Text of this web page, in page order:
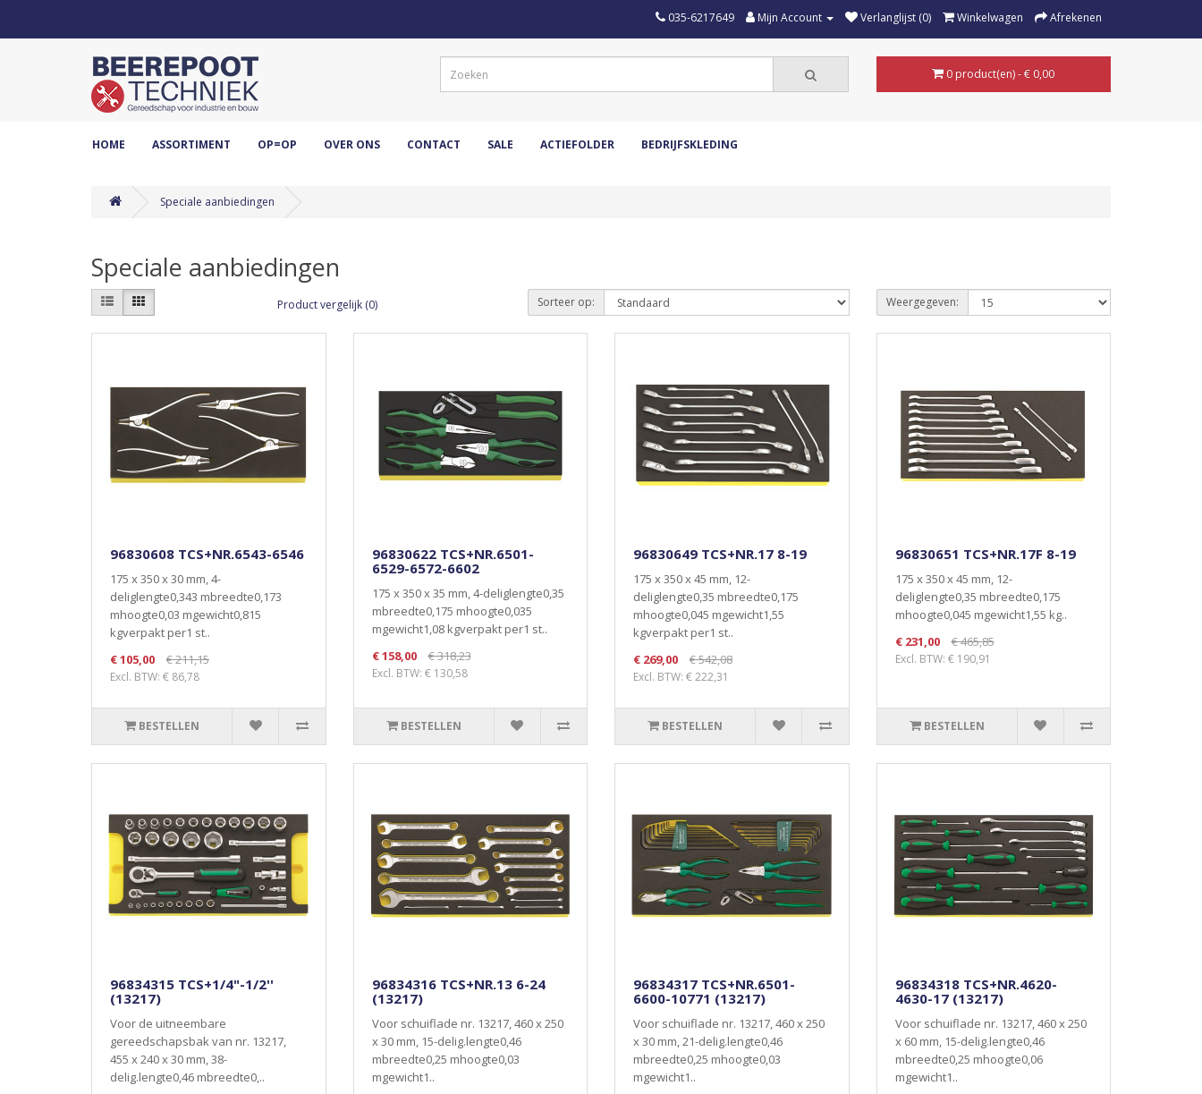
035-6217649 Mijn Account Verlanglijst (0) Winkelwagen Afrekenen
0 product(en) - € 0,00
HOME ASSORTIMENT OP=OP OVER ONS CONTACT SALE ACTIEFOLDER BEDRIJFSKLEDING
Speciale aanbiedingen
Speciale aanbiedingen
Product vergelijk (0) Sorteer op: Weergegeven:
96830608 TCS+NR.6543-6546
175 x 350 x 30 mm, 4-
deliglengte0,343 mbreedte0,173
mhoogte0,03 mgewicht0,815
kgverpakt per1 st..
€ 105,00
€ 211,15
Excl. BTW: € 86,78
BESTELLEN
96830622 TCS+NR.6501-
6529-6572-6602
175 x 350 x 35 mm, 4-deliglengte0,35
mbreedte0,175 mhoogte0,035
mgewicht1,08 kgverpakt per1 st..
€ 158,00
€ 318,23
Excl. BTW: € 130,58
BESTELLEN
96830649 TCS+NR.17 8-19
175 x 350 x 45 mm, 12-
deliglengte0,35 mbreedte0,175
mhoogte0,045 mgewicht1,55
kgverpakt per1 st..
€ 269,00
€ 542,08
Excl. BTW: € 222,31
BESTELLEN
96830651 TCS+NR.17F 8-19
175 x 350 x 45 mm, 12-
deliglengte0,35 mbreedte0,175
mhoogte0,045 mgewicht1,55 kg..
€ 231,00
€ 465,85
Excl. BTW: € 190,91
BESTELLEN
96834315 TCS+1/4"-1/2''
(13217)
Voor de uitneembare
gereedschapsbak van nr. 13217,
455 x 240 x 30 mm, 38-
delig.lengte0,46 mbreedte0,..
96834316 TCS+NR.13 6-24
(13217)
Voor schuiflade nr. 13217, 460 x 250
x 30 mm, 15-delig.lengte0,46
mbreedte0,25 mhoogte0,03
mgewicht1..
96834317 TCS+NR.6501-
6600-10771 (13217)
Voor schuiflade nr. 13217, 460 x 250
x 30 mm, 21-delig.lengte0,46
mbreedte0,25 mhoogte0,03
mgewicht1..
96834318 TCS+NR.4620-
4630-17 (13217)
Voor schuiflade nr. 13217, 460 x 250
x 60 mm, 15-delig.lengte0,46
mbreedte0,25 mhoogte0,06
mgewicht1..